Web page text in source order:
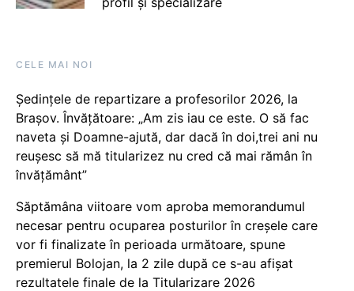
CELE MAI NOI
Ședințele de repartizare a profesorilor 2026, la
Brașov. Învățătoare: „Am zis iau ce este. O să fac
naveta și Doamne-ajută, dar dacă în doi,trei ani nu
reușesc să mă titularizez nu cred că mai rămân în
învățământ”
Săptămâna viitoare vom aproba memorandumul
necesar pentru ocuparea posturilor în creșele care
vor fi finalizate în perioada următoare, spune
premierul Bolojan, la 2 zile după ce s-au afișat
rezultatele finale de la Titularizare 2026